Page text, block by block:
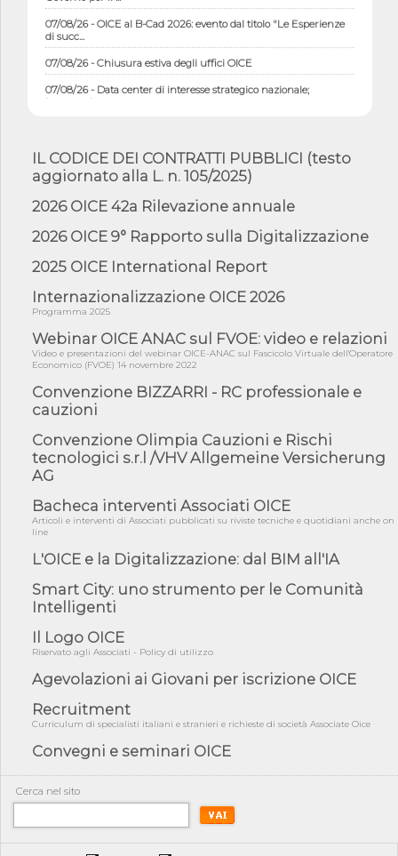
07/08/26 - OICE al B-Cad 2026: evento dal titolo "Le Esperienze
di succ...
07/08/26 - Chiusura estiva degli uffici OICE
07/08/26 - Data center di interesse strategico nazionale;
interventi pe...
07/08/26 - Ponte sullo Stretto di Messina: deliberata la
sussistenza di...
07/08/26 - Tunnel Brennero, dal Cipess via libera al quinto lotto
costr...
06/08/26 - Istat, produzione industriale in calo dell'1% a giugno,
con ...
06/08/26 - DL PA approvato in Cdm: contributi per
riqualificazione sism...
06/08/26 - CdM: approvato il d.lgs. di adeguamento all’AI Act in
mate...
06/08/26 - DDL delegazione europea in Cdm per recepimento
norme UE in m...
05/08/26 - DL Infrastrutture e PNRR è legge: approvata oggi la
fiducia...
05/08/26 - Focus OICE sul DDL di riforma della responsabilità
05/08/26 - Anac: pubblicata la Relazione illustrativa al Bando tipo
2 s...
05/08/26 - SAVE THE DATE: Assemblea Pubblica Confindustria
Professioni ...
05/08/26 - Successo OICE per il bando della Città metropolitana
di Reg...
05/08/26 - Lettera OICE per il bando della Giunta Regionale della
Campa...
04/08/26 - DL PA: previste cancellazioni da elenchi professionisti
per ...
04/08/26 - International Sustainable Buildings Competition -
COP31, An...
04/08/26 - CdS, project financing: progetto di fattibilità da
impugnar...
04/08/26 - Rapporto Anac corruzione 2020-2026: procedimenti
penali per ...
04/08/26 - CdS: partecipazione alla gara non equivale ad
acquiescenza r...
IL CODICE DEI CONTRATTI PUBBLICI (testo
aggiornato alla L. n. 105/2025)
2026 OICE 42a Rilevazione annuale
2026 OICE 9° Rapporto sulla Digitalizzazione
2025 OICE International Report
Internazionalizzazione OICE 2026
Programma 2025
Webinar OICE ANAC sul FVOE: video e relazioni
Video e presentazioni del webinar OICE-ANAC sul Fascicolo Virtuale dell'Operatore
Economico (FVOE) 14 novembre 2022
Convenzione BIZZARRI - RC professionale e
cauzioni
Convenzione Olimpia Cauzioni e Rischi
tecnologici s.r.l /VHV Allgemeine Versicherung
AG
Bacheca interventi Associati OICE
Articoli e interventi di Associati pubblicati su riviste tecniche e quotidiani anche on
line
L'OICE e la Digitalizzazione: dal BIM all'IA
Smart City: uno strumento per le Comunità
Intelligenti
Il Logo OICE
Riservato agli Associati - Policy di utilizzo
Agevolazioni ai Giovani per iscrizione OICE
Recruitment
Curriculum di specialisti italiani e stranieri e richieste di società Associate Oice
Convegni e seminari OICE
Cerca nel sito